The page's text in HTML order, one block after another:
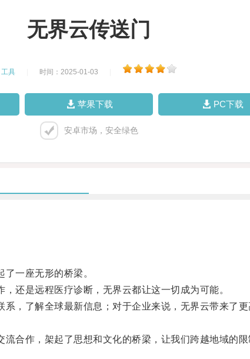
无界云传送门
工具 时间：2025-01-03
苹果下载 PC下载
安卓市场，安全绿色
一座无形的桥梁。
是远程医疗诊断，无界云都让这一切成为可能。
了解全球最新信息；对于企业来说，无界云带来了
作，架起了思想和文化的桥梁，让我们跨越地域的限